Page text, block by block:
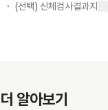
(선택) 신체검사결과지
더 알아보기